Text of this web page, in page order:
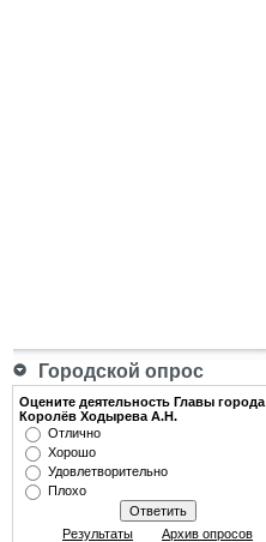
Городской опрос
Оцените деятельность Главы города
Королёв Ходырева А.Н.
Отлично
Хорошо
Удовлетворительно
Плохо
Результаты Архив опросов